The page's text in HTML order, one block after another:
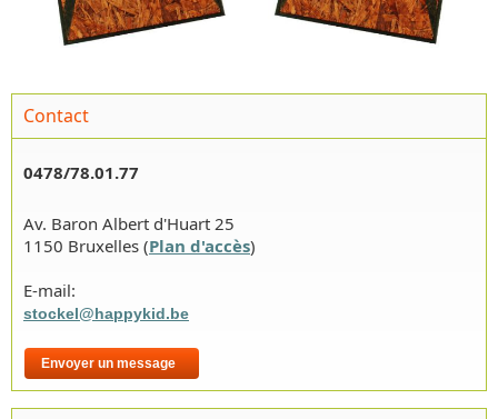
Contact
0478/78.01.77
Av. Baron Albert d'Huart 25
1150 Bruxelles (Plan d'accès)
E-mail:
stockel@happykid.be
Envoyer un message